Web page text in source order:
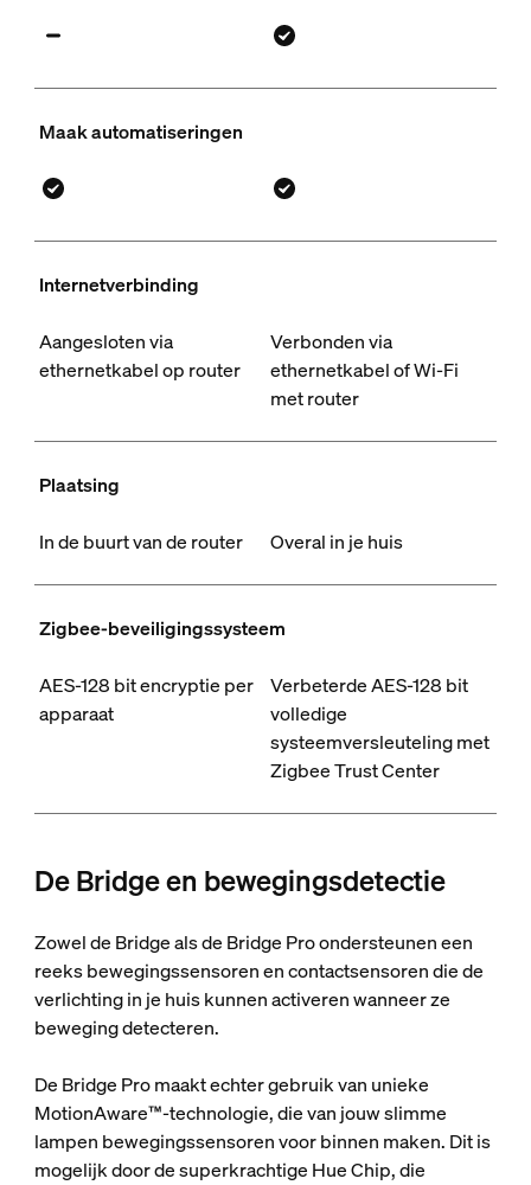
Maak automatiseringen
Internetverbinding
Aangesloten via
ethernetkabel op router
Verbonden via
ethernetkabel of Wi-Fi
met router
Plaatsing
In de buurt van de router Overal in je huis
Zigbee-beveiligingssysteem
AES-128 bit encryptie per
apparaat
Verbeterde AES-128 bit
volledige
systeemversleuteling met
Zigbee Trust Center
De Bridge en bewegingsdetectie
Zowel de Bridge als de Bridge Pro ondersteunen een
reeks bewegingssensoren en contactsensoren die de
verlichting in je huis kunnen activeren wanneer ze
beweging detecteren.
De Bridge Pro maakt echter gebruik van unieke
MotionAware™-technologie, die van jouw slimme
lampen bewegingssensoren voor binnen maken. Dit is
mogelijk door de superkrachtige Hue Chip, die